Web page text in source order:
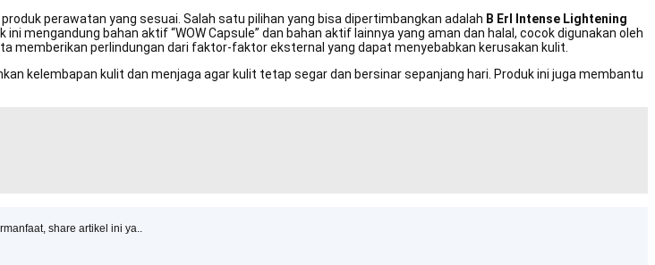
perawatan yang sesuai. Salah satu pilihan yang bisa dipertimbangkan adalah B Erl Intense Lightening
mengandung bahan aktif “WOW Capsule” dan bahan aktif lainnya yang aman dan halal, cocok digunakan oleh
memberikan perlindungan dari faktor-faktor eksternal yang dapat menyebabkan kerusakan kulit.
kelembapan kulit dan menjaga agar kulit tetap segar dan bersinar sepanjang hari. Produk ini juga membantu
share artikel ini ya..